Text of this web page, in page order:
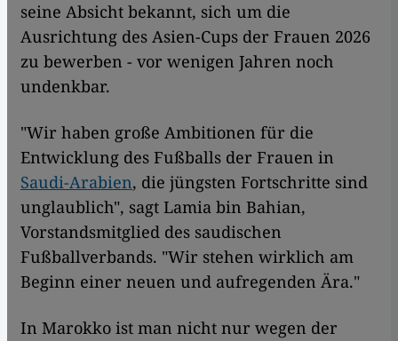
seine Absicht bekannt, sich um die
Ausrichtung des Asien-Cups der Frauen 2026
zu bewerben - vor wenigen Jahren noch
undenkbar.
"Wir haben große Ambitionen für die
Entwicklung des Fußballs der Frauen in
Saudi-Arabien, die jüngsten Fortschritte sind
unglaublich", sagt Lamia bin Bahian,
Vorstandsmitglied des saudischen
Fußballverbands. "Wir stehen wirklich am
Beginn einer neuen und aufregenden Ära."
In Marokko ist man nicht nur wegen der